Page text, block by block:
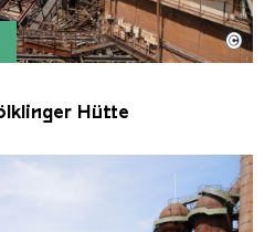
Völklinger Hütte mit
Völklinger Hütte | Karl
©
Hütte